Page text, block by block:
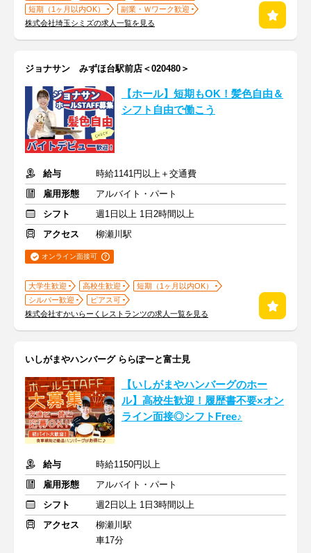
短期（1ヶ月以内OK）
副業・Ｗワーク歓迎
株式会社埼玉シミズの求人一覧を見る
ジョナサン みずほ台駅前店＜020480＞
【ホール】短期もOK！髪色自由＆
シフト自由で働こう
給与
時給1141円以上＋交通費
雇用形態
アルバイト・パート
シフト
週1日以上 1日2時間以上
アクセス
柳瀬川駅
オンライン面接可
大学生歓迎 高校生歓迎
短期（1ヶ月以内OK）
シルバー歓迎
ピアス可
株式会社すかいらーくレストランツの求人一覧を見る
いしがまやハンバーグ ららぽーと富士見
【いしがまやハンバーグのホー
ル】高校生歓迎！履歴書不要×オン
ライン面接◎シフトFree♪
給与
時給1150円以上
雇用形態
アルバイト・パート
シフト
週2日以上 1日3時間以上
アクセス
柳瀬川駅
車17分